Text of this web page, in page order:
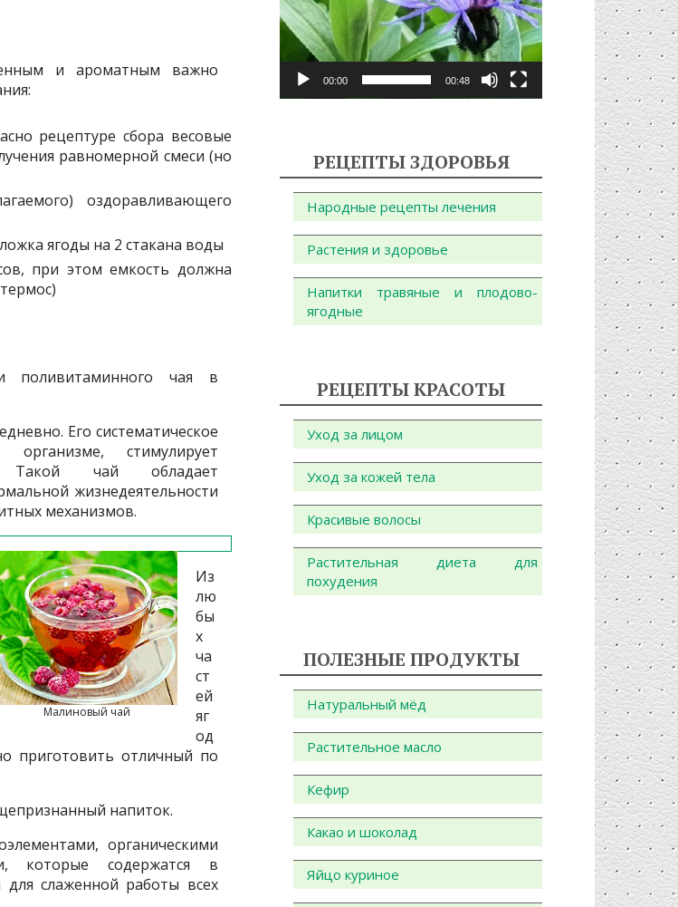
и ароматным важно
рецептуре сбора весовые
равномерной смеси (но
оздоравливающего
ягоды на 2 стакана воды
при этом емкость должна
поливитаминного чая в
Его систематическое
стимулирует
Такой чай обладает
жизнедеятельности
механизмов.
Малиновый чай
Из
лю
бы
х
ча
ст
ей
яг
од
приготовить отличный по
напиток.
органическими
которые содержатся в
для слаженной работы всех
00:00 00:48
РЕЦЕПТЫ ЗДОРОВЬЯ
Народные рецепты лечения
Растения и здоровье
Напитки травяные и плодово-
ягодные
РЕЦЕПТЫ КРАСОТЫ
Уход за лицом
Уход за кожей тела
Красивые волосы
Растительная диета для
похудения
ПОЛЕЗНЫЕ ПРОДУКТЫ
Натуральный мёд
Растительное масло
Кефир
Какао и шоколад
Яйцо куриное